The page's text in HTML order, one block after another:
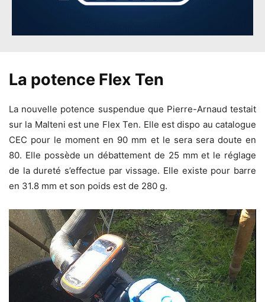
La potence Flex Ten
La nouvelle potence suspendue que Pierre-Arnaud testait
sur la Malteni est une Flex Ten. Elle est dispo au catalogue
CEC pour le moment en 90 mm et le sera sera doute en
80. Elle possède un débattement de 25 mm et le réglage
de la dureté s’effectue par vissage. Elle existe pour barre
en 31.8 mm et son poids est de 280 g.